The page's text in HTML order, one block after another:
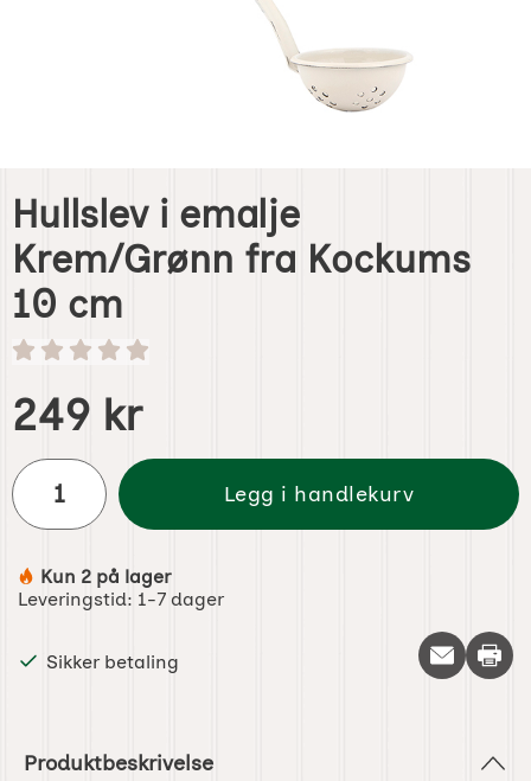
Hullslev i emalje
Krem/Grønn fra Kockums
10 cm
Handle dette produktet, Hullslev i emalje Krem/Grønn fra
pris
249 kr
antall
Legg i handlekurv
Produkttilgjengelighet:
Kun 2 på lager
Leveringstid: 1-7 dager
Sikker betaling Skriv
Produktbeskrivelse